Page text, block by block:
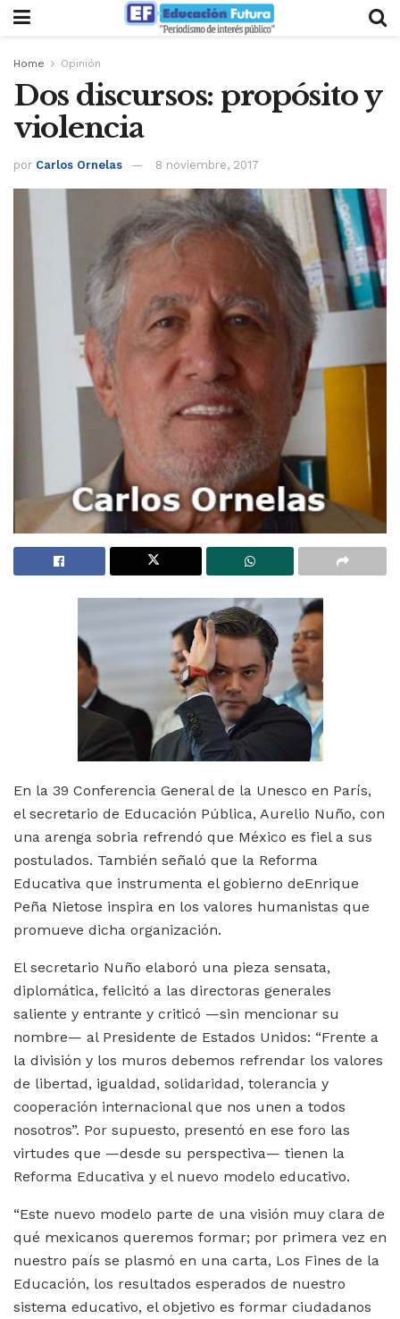
Home Opinión
Dos discursos: propósito y
violencia
por Carlos Ornelas 8 noviembre, 2017
En la 39 Conferencia General de la Unesco en París,
el secretario de Educación Pública, Aurelio Nuño, con
una arenga sobria refrendó que México es fiel a sus
postulados. También señaló que la Reforma
Educativa que instrumenta el gobierno deEnrique
Peña Nietose inspira en los valores humanistas que
promueve dicha organización.
El secretario Nuño elaboró una pieza sensata,
diplomática, felicitó a las directoras generales
saliente y entrante y criticó —sin mencionar su
nombre— al Presidente de Estados Unidos: “Frente a
la división y los muros debemos refrendar los valores
de libertad, igualdad, solidaridad, tolerancia y
cooperación internacional que nos unen a todos
nosotros”. Por supuesto, presentó en ese foro las
virtudes que —desde su perspectiva— tienen la
Reforma Educativa y el nuevo modelo educativo.
“Este nuevo modelo parte de una visión muy clara de
qué mexicanos queremos formar; por primera vez en
nuestro país se plasmó en una carta, Los Fines de la
Educación, los resultados esperados de nuestro
sistema educativo, el objetivo es formar ciudadanos